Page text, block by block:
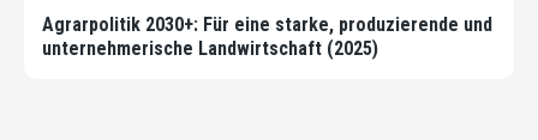
Agrarpolitik 2030+: Für eine starke, produzierende und
unternehmerische Landwirtschaft (2025)